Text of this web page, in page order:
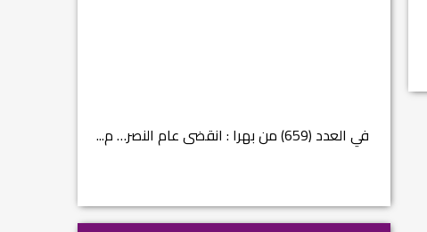
في العدد (659) من بهرا : انقضى عام النصر… م...